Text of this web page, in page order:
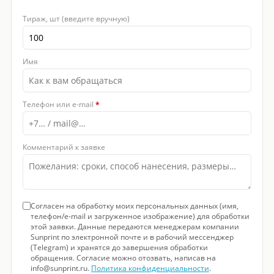
Тираж, шт (введите вручную)
Имя
Телефон или e-mail *
Комментарий к заявке
Согласен на обработку моих персональных данных (имя,
телефон/e-mail и загруженное изображение) для обработки
этой заявки. Данные передаются менеджерам компании
Sunprint по электронной почте и в рабочий мессенджер
(Telegram) и хранятся до завершения обработки
обращения. Согласие можно отозвать, написав на
info@sunprint.ru. Политика конфиденциальности.